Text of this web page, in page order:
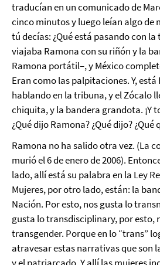
traducían en un comunicado de
cinco minutos y luego leían algo de
tú decías: ¿Qué está pasando con
viajaba Ramona con su riñón y la
Ramona portátil–, y México
Eran como las palpitaciones. Y, está
hablando en la tribuna, y el Zócalo
chiquita, y la bandera grandota. ¡Y
¿Qué dijo Ramona? ¿Qué dijo?
Ramona no ha salido otra vez. (La
murió el 6 de enero de 2006).
lado, allí está su palabra en la Ley
Mujeres, por otro lado, están: la
Nación. Por esto, nos gusta lo
gusta lo transdisciplinary, por esto,
transgender. Porque en lo “trans”
atravesar estas narrativas que son